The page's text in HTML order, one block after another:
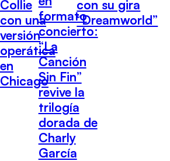
Collie
con una
versión
operática
en
Chicago
formato
concierto:
“La
Canción
Sin Fin”
revive la
trilogía
dorada de
Charly
García
con su gira
“Dreamworld”